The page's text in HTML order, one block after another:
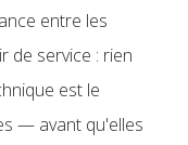
entre les
de service : rien
est le
— avant qu'elles